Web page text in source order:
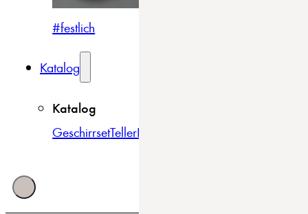
#festlich
Katalog
Katalog
GeschirrsetTellerBowls & Schüsseln